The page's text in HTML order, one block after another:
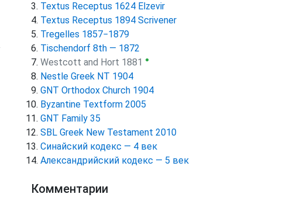
Textus Receptus 1624 Elzevir
Textus Receptus 1894 Scrivener
Tregelles 1857−1879
Tischendorf 8th — 1872
Westcott and Hort 1881 ●
Nestle Greek NT 1904
GNT Orthodox Church 1904
Byzantine Textform 2005
GNT Family 35
SBL Greek New Testament 2010
Синайский кодекс — 4 век
Александрийский кодекс — 5 век
Комментарии